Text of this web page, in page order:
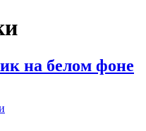
на белом фоне